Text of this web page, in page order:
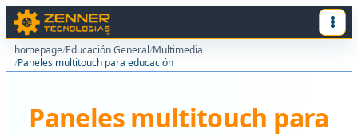
homepage/Educación General/Multimedia
/Paneles multitouch para educación
Paneles multitouch para